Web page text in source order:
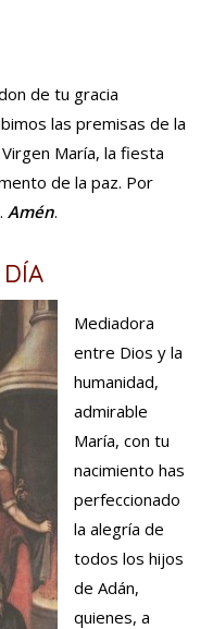
de tu gracia
las premisas de la
María, la fiesta
de la paz. Por
Amén.
Mediadora
entre Dios y la
humanidad,
admirable
María, con tu
nacimiento has
perfeccionado
la alegría de
todos los hijos
de Adán,
quienes, a